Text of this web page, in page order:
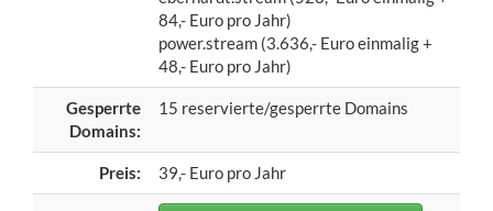
84,- Euro pro Jahr)
power.stream (3.636,- Euro einmalig +
48,- Euro pro Jahr)
Gesperrte
Domains:
15 reservierte/gesperrte Domains
Preis: 39,- Euro pro Jahr